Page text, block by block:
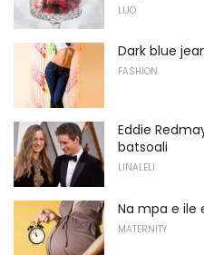
LIJO
Dark blue
FASHION
Eddie
batsoali
LINALELI
Na mpa e ile
MATERNITY